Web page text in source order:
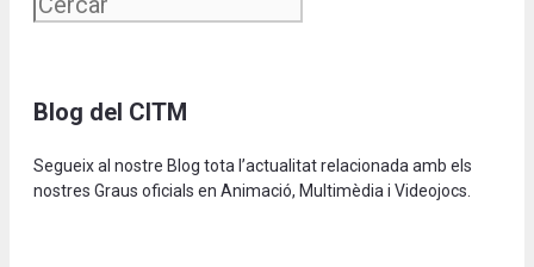
Blog del CITM
Segueix al nostre Blog tota l’actualitat relacionada amb els
nostres Graus oficials en Animació, Multimèdia i Videojocs.